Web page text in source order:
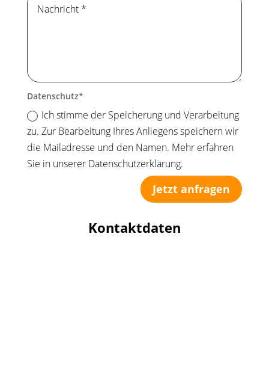
Datenschutz
Ich stimme der Speicherung und Verarbeitung
zu. Zur Bearbeitung Ihres Anliegens speichern wir
die Mailadresse und den Namen. Mehr erfahren
Sie in unserer Datenschutzerklärung.
Jetzt anfragen
Kontaktdaten